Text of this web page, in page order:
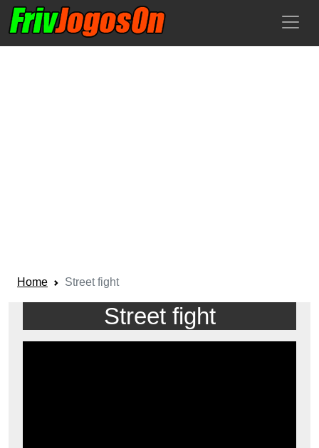
Home Street fight
Street fight